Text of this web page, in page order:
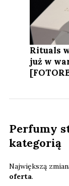
Rituals
już w
Perfumy
kategorią
Największą
oferta.